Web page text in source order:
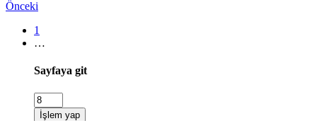
Önceki
1
…
Sayfaya git
İşlem yap